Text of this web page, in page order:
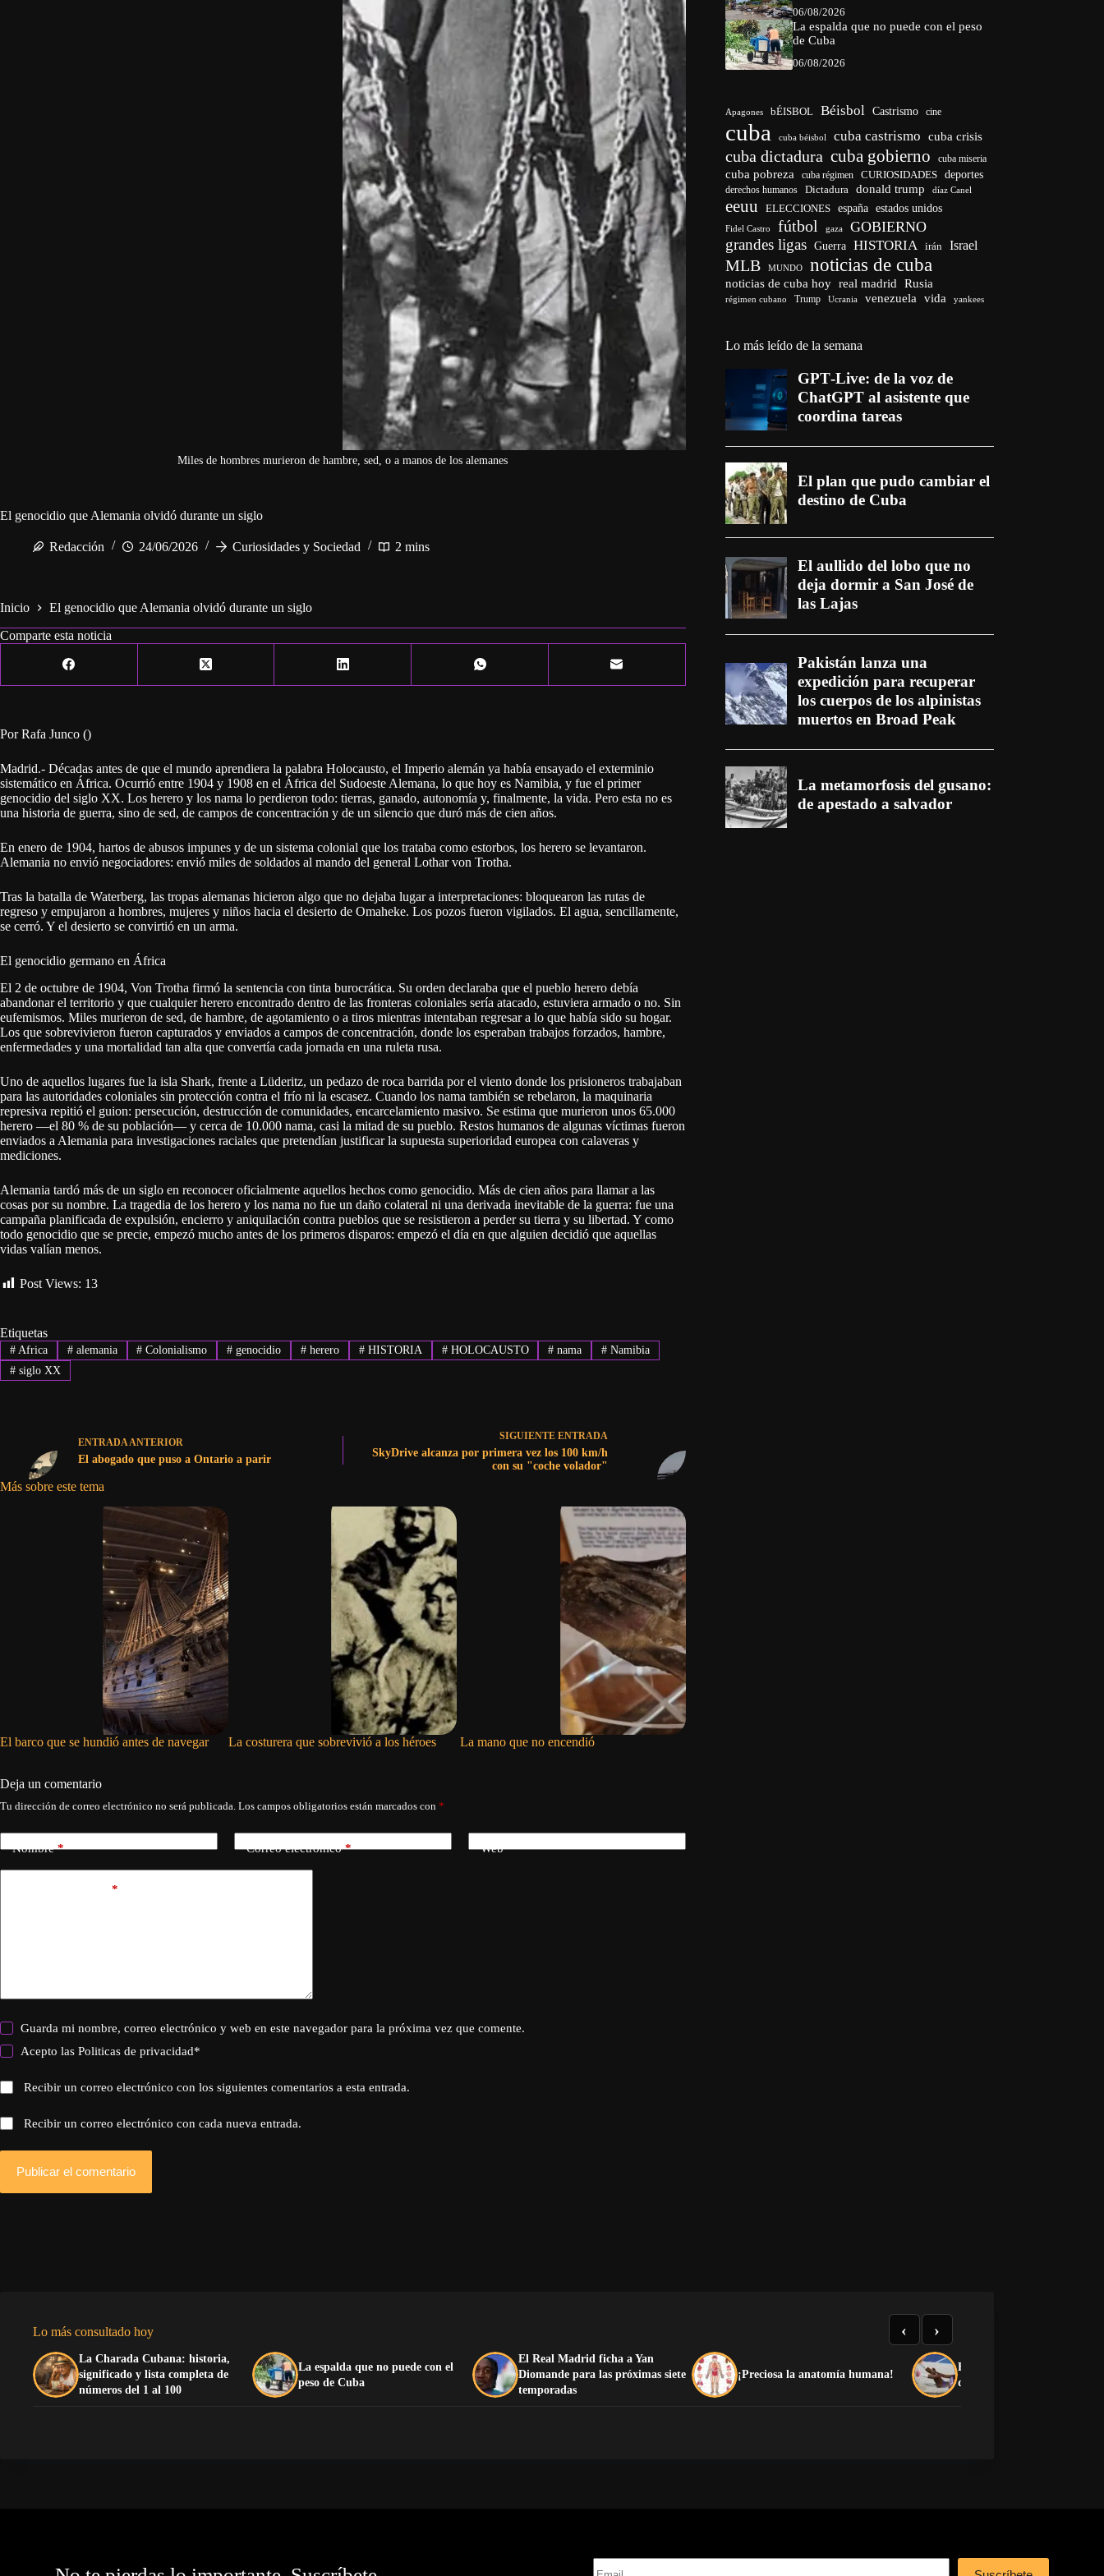
Miles de hombres murieron de hambre, sed, o a manos de los alemanes
El genocidio que Alemania olvidó durante un siglo
Redacción 24/06/2026 Curiosidades y Sociedad 2 mins
Inicio
El genocidio que Alemania olvidó durante un siglo
Comparte esta noticia
Por Rafa Junco ()
Madrid.- Décadas antes de que el mundo aprendiera la palabra Holocausto, el Imperio alemán ya había ensayado el exterminio
sistemático en África. Ocurrió entre 1904 y 1908 en el África del Sudoeste Alemana, lo que hoy es Namibia, y fue el primer
genocidio del siglo XX. Los herero y los nama lo perdieron todo: tierras, ganado, autonomía y, finalmente, la vida. Pero esta no es
una historia de guerra, sino de sed, de campos de concentración y de un silencio que duró más de cien años.
En enero de 1904, hartos de abusos impunes y de un sistema colonial que los trataba como estorbos, los herero se levantaron.
Alemania no envió negociadores: envió miles de soldados al mando del general Lothar von Trotha.
Tras la batalla de Waterberg, las tropas alemanas hicieron algo que no dejaba lugar a interpretaciones: bloquearon las rutas de
regreso y empujaron a hombres, mujeres y niños hacia el desierto de Omaheke. Los pozos fueron vigilados. El agua, sencillamente,
se cerró. Y el desierto se convirtió en un arma.
El genocidio germano en África
El 2 de octubre de 1904, Von Trotha firmó la sentencia con tinta burocrática. Su orden declaraba que el pueblo herero debía
abandonar el territorio y que cualquier herero encontrado dentro de las fronteras coloniales sería atacado, estuviera armado o no. Sin
eufemismos. Miles murieron de sed, de hambre, de agotamiento o a tiros mientras intentaban regresar a lo que había sido su hogar.
Los que sobrevivieron fueron capturados y enviados a campos de concentración, donde los esperaban trabajos forzados, hambre,
enfermedades y una mortalidad tan alta que convertía cada jornada en una ruleta rusa.
Uno de aquellos lugares fue la isla Shark, frente a Lüderitz, un pedazo de roca barrida por el viento donde los prisioneros trabajaban
para las autoridades coloniales sin protección contra el frío ni la escasez. Cuando los nama también se rebelaron, la maquinaria
represiva repitió el guion: persecución, destrucción de comunidades, encarcelamiento masivo. Se estima que murieron unos 65.000
herero —el 80 % de su población— y cerca de 10.000 nama, casi la mitad de su pueblo. Restos humanos de algunas víctimas fueron
enviados a Alemania para investigaciones raciales que pretendían justificar la supuesta superioridad europea con calaveras y
mediciones.
Alemania tardó más de un siglo en reconocer oficialmente aquellos hechos como genocidio. Más de cien años para llamar a las
cosas por su nombre. La tragedia de los herero y los nama no fue un daño colateral ni una derivada inevitable de la guerra: fue una
campaña planificada de expulsión, encierro y aniquilación contra pueblos que se resistieron a perder su tierra y su libertad. Y como
todo genocidio que se precie, empezó mucho antes de los primeros disparos: empezó el día en que alguien decidió que aquellas
vidas valían menos.
Post Views: 13
Etiquetas
#Africa #alemania # Colonialismo # genocidio # herero #HISTORIA #HOLOCAUSTO # nama # Namibia
#siglo XX
ENTRADAANTERIOR
El abogado que puso a Ontario a parir
SIGUIENTE ENTRADA
SkyDrive alcanza por primera vez los 100 km/h
con su "coche volador"
Más sobre este tema
El barco que se hundió antes de navegar La costurera que sobrevivió a los héroes La mano que no encendió
Deja un comentario
Tu dirección de correo electrónico no será publicada. Los campos obligatorios están marcados con *
Nombre* Correo electrónico* Web
*
Guarda mi nombre, correo electrónico y web en este navegador para la próxima vez que comente.
Acepto lasPoliticas de privacidad*
Recibir un correo electrónico con los siguientes comentarios a esta entrada.
Recibir un correo electrónico con cada nueva entrada.
Publicar el comentario
06/08/2026
La espalda que no puede con el peso
de Cuba
06/08/2026
Apagones bÉISBOL Béisbol Castrismo cine
cuba cuba béisbol cuba castrismo cuba crisis
cuba dictadura cuba gobierno cuba miseria
cuba pobreza cuba régimen CURIOSIDADES deportes
derechos humanos Dictadura donald trump díaz Canel
eeuu ELECCIONES españa estados unidos
Fidel Castro fútbol gaza GOBIERNO
grandes ligas Guerra HISTORIA irán Israel
MLB MUNDO noticias de cuba
noticias de cuba hoy real madrid Rusia
régimen cubano Trump Ucrania venezuela vida yankees
Lo más leído de la semana
Lo más consultado hoy
La Charada Cubana: historia,
significado y lista completa de
números del 1 al 100
La espalda que no puede con el
peso de Cuba
El Real Madrid ficha a Yan
Diomande para las próximas siete
temporadas
¡Preciosa la anatomía humana!
El medallero que el castrismo
quiere esconder
‹ ›